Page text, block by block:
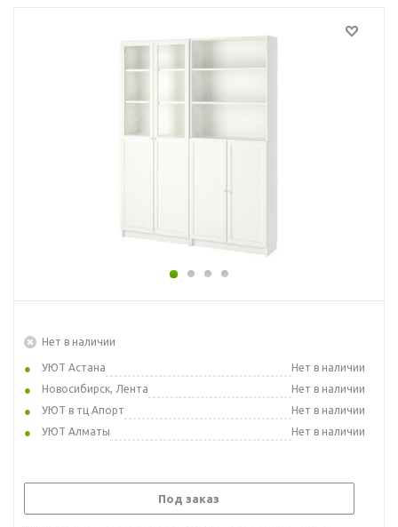
Нет в наличии
УЮТ Астана
Нет в наличии
Новосибирск, Лента
Нет в наличии
УЮТ в тц Апорт
Нет в наличии
УЮТ Алматы
Нет в наличии
Под заказ